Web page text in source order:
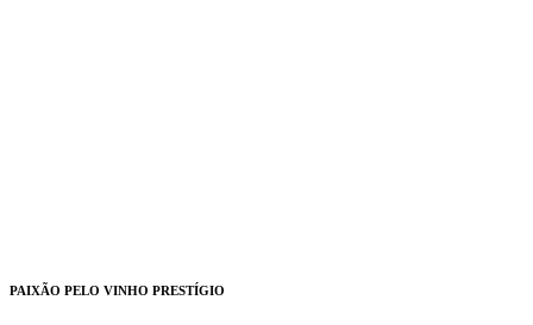
PAIXÃO PELO VINHO PRESTÍGIO